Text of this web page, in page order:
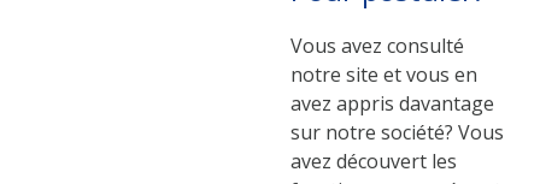
Vous avez consulté
notre site et vous en
avez appris davantage
sur notre société? Vous
avez découvert les